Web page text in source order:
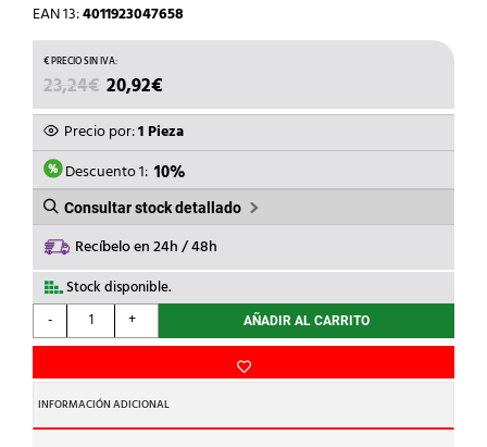
EAN 13:4011923047658
23,24€ EL
PRECIO
ORIGINAL
ERA:
23,24€.
20,92€
PRECIO
ACTUAL
ES:
20,92€.
Precio por:1 Pieza
Descuento 1: 10%
Consultar stock detallado
Recíbelo en 24h / 48h
Stock disponible.
-
HAUPA
-
LLAVES
ALLEN
ABATIBLE
+ AÑADIR AL CARRITO
INFORMACIÓN ADICIONAL